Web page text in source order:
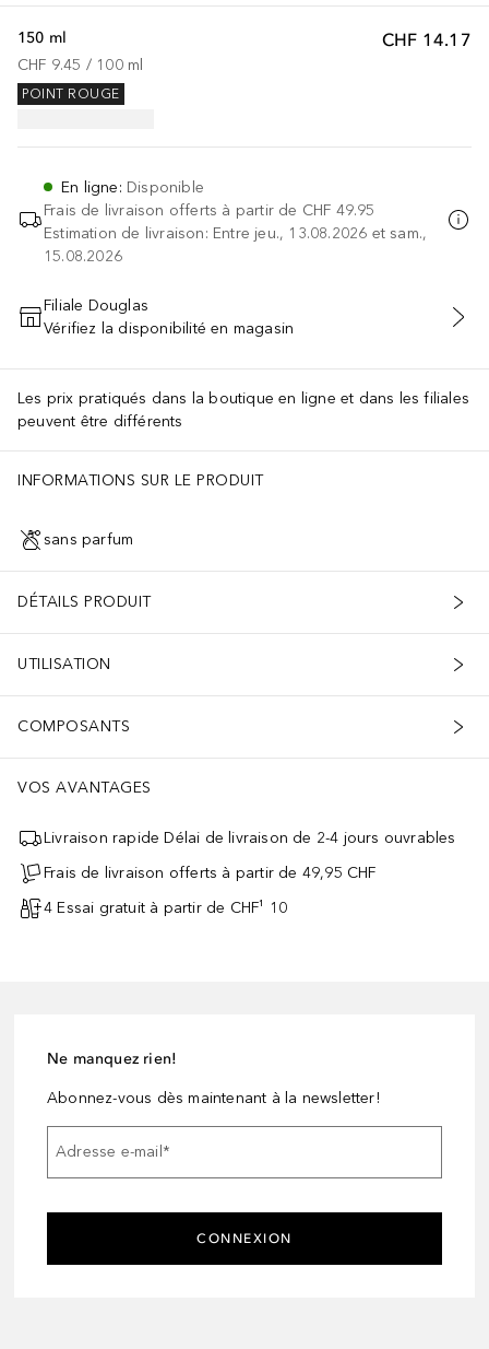
CHF 14.17
150 ml
CHF 9.45 / 100 ml
POINT ROUGE
En ligne: Disponible
Frais de livraison offerts à partir de CHF 49.95
Estimation de livraison: Entre jeu., 13.08.2026 et sam.,
15.08.2026
AJOUTER AU PANIER
Filiale Douglas
Vérifiez la disponibilité en magasin
Les prix pratiqués dans la boutique en ligne et dans les filiales
peuvent être différents
INFORMATIONS SUR LE PRODUIT
sans parfum
DÉTAILS PRODUIT
UTILISATION
COMPOSANTS
VOS AVANTAGES
Livraison rapide Délai de livraison de 2-4 jours ouvrables
Frais de livraison offerts à partir de 49,95 CHF
4 Essai gratuit à partir de CHF¹ 10
Ne manquez rien!
Abonnez-vous dès maintenant à la newsletter!
Adresse e-mail*
CONNEXION